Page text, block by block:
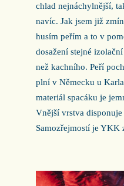
chlad nejnáchylnější,
navíc. Jak jsem již
husím peřím a to v
dosažení stejné
než kachního. Peří
plní v Německu u
materiál spacáku je
Vnější vrstva
Samozřejmostí je YKK